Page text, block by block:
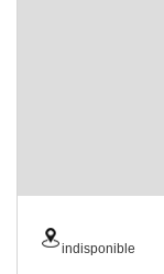
indisponible